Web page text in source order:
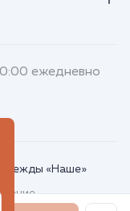
ежедневно
«Наше»